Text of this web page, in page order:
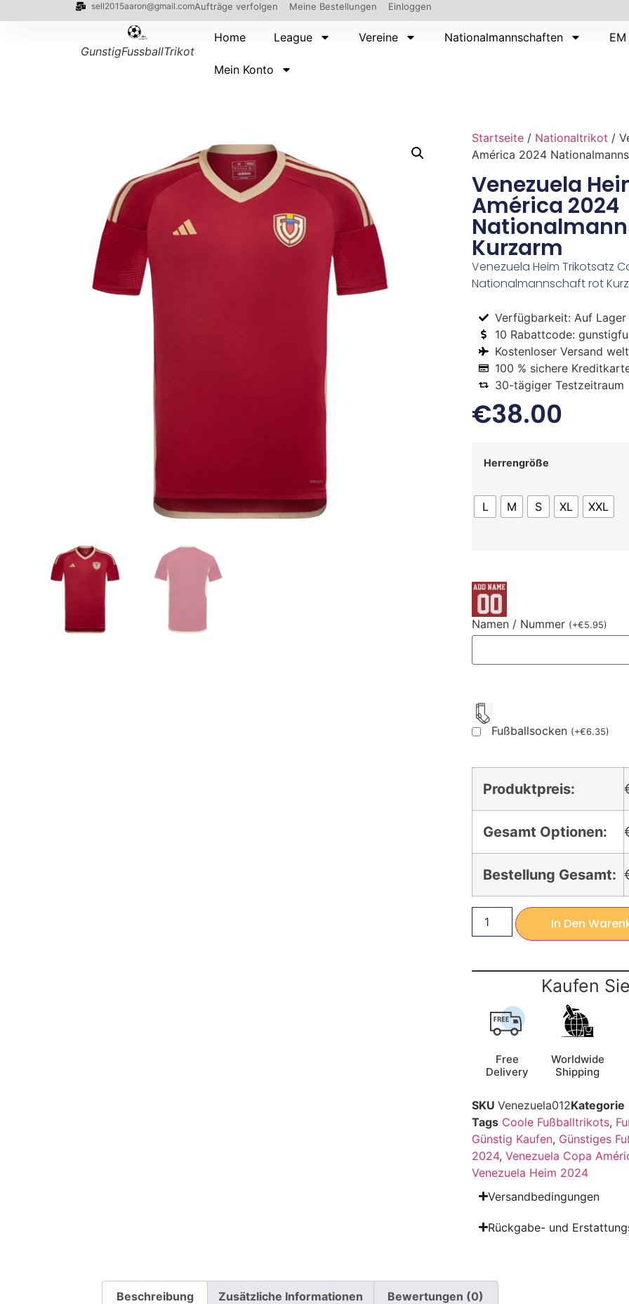
sell2015aaron@gmail.comAufträge verfolgen Meine Bestellungen Einloggen
GunstigFussballTrikot
Home League Vereine Nationalmannschaften
Mein Konto
Startseite / Nationaltrikot /
América 2024
Venezuela
América 2024
Kurzarm
Venezuela Heim Trikotsatz
Nationalmannschaft rot
Verfügbarkeit: Auf Lager
10 Rabattcode:
Kostenloser Versand
100 % sichere
30-tägiger Testzeitraum
€38.00
Herrengröße
L M S XL XXL
Namen / Nummer (+€5.95)
Fußballsocken (+€6.35)
Produktpreis:
Gesamt Optionen:
Bestellung Gesamt:
In Den
Kaufen
Free
Delivery
Worldwide
Shipping
SKU Venezuela012Kategorie
Tags Coole Fußballtrikots,
Günstig Kaufen, Günstiges
2024, Venezuela Copa
Venezuela Heim 2024
Versandbedingungen
Rückgabe- und
Beschreibung Zusätzliche Informationen Bewertungen (0)